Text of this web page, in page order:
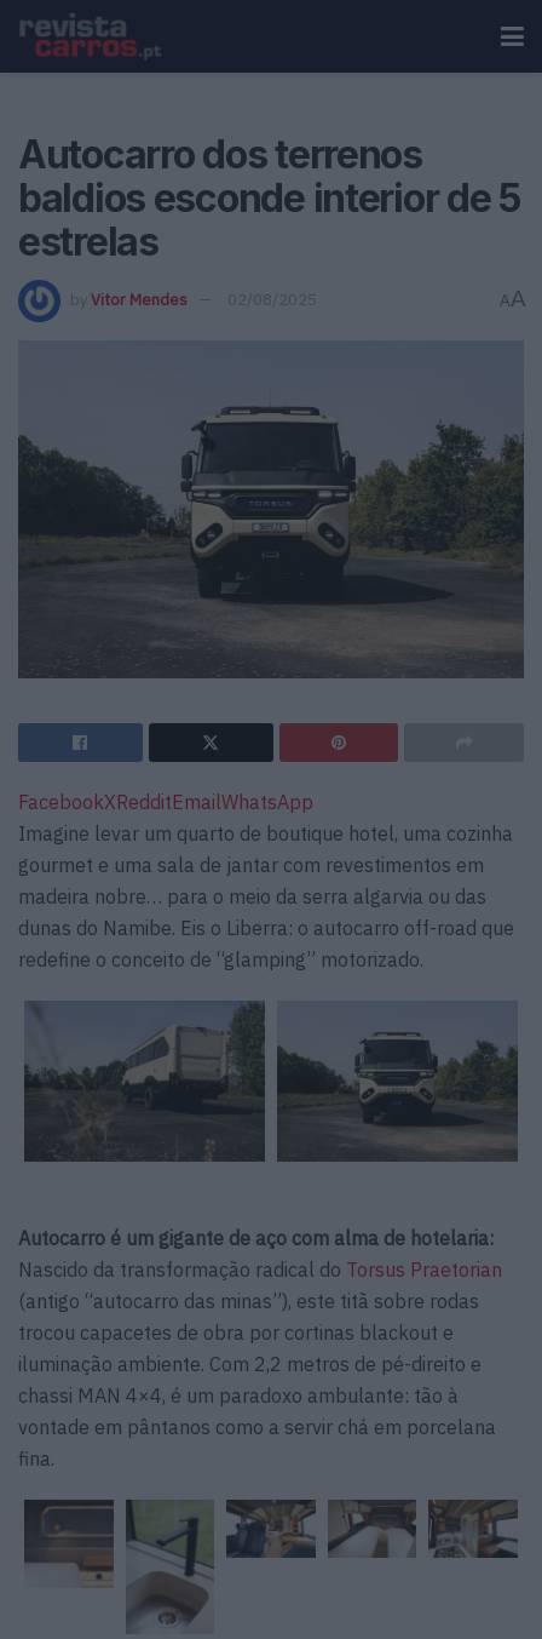
Autocarro dos terrenos
baldios esconde interior de 5
estrelas
by Vitor Mendes 02/08/2025 AA
FacebookXRedditEmailWhatsApp
Imagine levar um quarto de boutique hotel, uma cozinha
gourmet e uma sala de jantar com revestimentos em
madeira nobre… para o meio da serra algarvia ou das
dunas do Namibe. Eis o Liberra: o autocarro off-road que
redefine o conceito de “glamping” motorizado.
Autocarro é um gigante de aço com alma de hotelaria:
Nascido da transformação radical do Torsus Praetorian
(antigo “autocarro das minas”), este titã sobre rodas
trocou capacetes de obra por cortinas blackout e
iluminação ambiente. Com 2,2 metros de pé-direito e
chassi MAN 4×4, é um paradoxo ambulante: tão à
vontade em pântanos como a servir chá em porcelana
fina.